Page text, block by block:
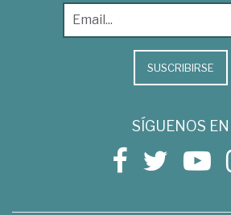
SUSCRIBIRSE
SÍGUENOS EN